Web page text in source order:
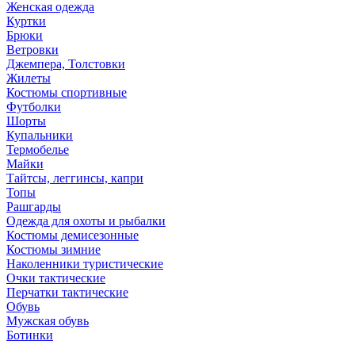
Женская одежда
Куртки
Брюки
Ветровки
Джемпера, Толстовки
Жилеты
Костюмы спортивные
Футболки
Шорты
Купальники
Термобелье
Майки
Тайтсы, леггинсы, капри
Топы
Рашгарды
Одежда для охоты и рыбалки
Костюмы демисезонные
Костюмы зимние
Наколенники туристические
Очки тактические
Перчатки тактические
Обувь
Мужская обувь
Ботинки